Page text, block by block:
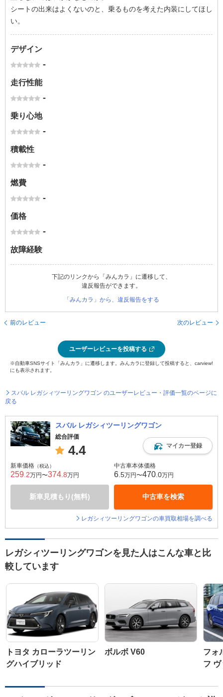
シートの出来はよくないのと、乗るものを考えた内装にしてほし
い。
デザイン
-
走行性能
-
乗り心地
-
積載性
-
燃費
-
価格
-
故障経験
下記のリンクから「みんカラ」に遷移して、
違反報告ができます。
「みんカラ」から、違反報告をする
前のレビュー 次のレビュー
ユーザーレビューを投稿する
※自動車SNSサイト「みんカラ」に遷移します。みんカラに登録して投稿すると、carview!
にも表示されます。
スバル レガシィツーリングワゴン のユーザーレビュー・評価一覧のページに
戻る
スバル レガシィツーリングワゴン
総合評価
4.4 マイカー登録
新車価格 （税込）
259 .2万円〜374 .8万円
新車見積もり(無料)
中古車本体価格
6 .5万円〜470 .0万円
中古車を検索
レガシィツーリングワゴンの車買取相場を調べる
レガシィツーリングワゴンを見た人はこんな車と比
較しています
トヨタ カローラツーリン
グハイブリッド
ボルボ V60
フォ
フ